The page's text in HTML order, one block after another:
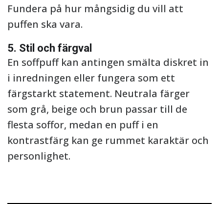
Fundera på hur mångsidig du vill att
puffen ska vara.
5. Stil och färgval
En soffpuff kan antingen smälta diskret in
i inredningen eller fungera som ett
färgstarkt statement. Neutrala färger
som grå, beige och brun passar till de
flesta soffor, medan en puff i en
kontrastfärg kan ge rummet karaktär och
personlighet.